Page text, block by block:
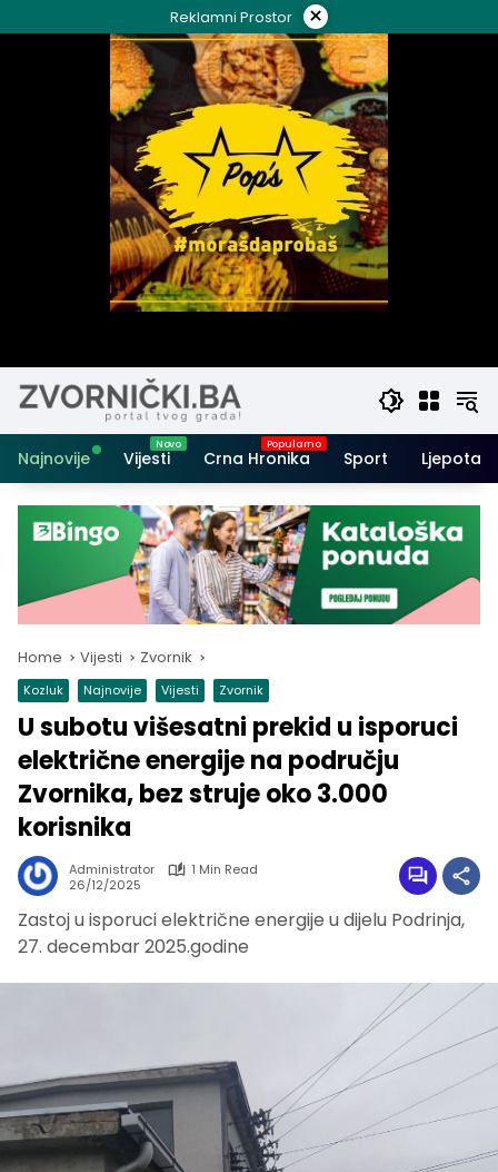
to
Reklamni Prostor ×
Najnovije Vijesti Crna Hronika Sport Ljepota i
Home Vijesti Zvornik
Kozluk Najnovije Vijesti Zvornik
U subotu višesatni prekid u isporuci
električne energije na području
Zvornika, bez struje oko 3.000
korisnika
Administrator
1 Min Read
26/12/2025
Zastoj u isporuci električne energije u dijelu Podrinja,
27. decembar 2025.godine